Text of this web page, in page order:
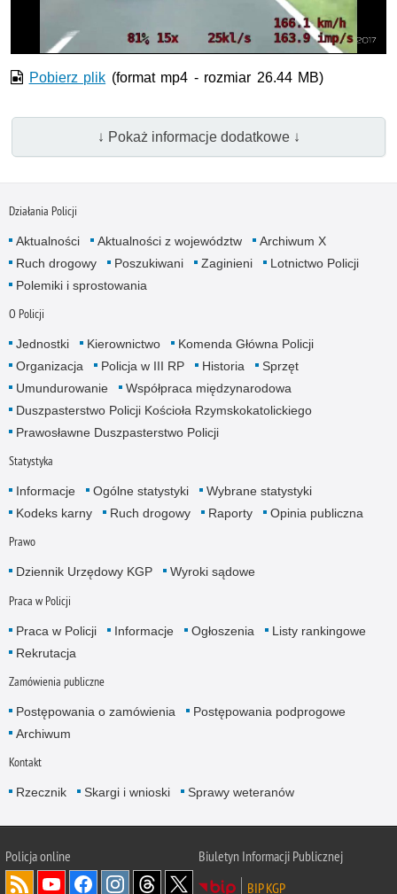
Pobierz plik (format mp4 - rozmiar 26.44 MB)
↓ Pokaż informacje dodatkowe ↓
Działania Policji
Aktualności Aktualności z województw
Archiwum X
Ruch drogowy
Poszukiwani Zaginieni
Lotnictwo Policji
Polemiki i sprostowania
O Policji
Jednostki Kierownictwo
Komenda Główna Policji
Organizacja
Policja w III RP Historia
Sprzęt
Umundurowanie
Współpraca międzynarodowa
Duszpasterstwo Policji Kościoła Rzymskokatolickiego
Prawosławne Duszpasterstwo Policji
Statystyka
Informacje Ogólne statystyki
Wybrane statystyki
Kodeks karny
Ruch drogowy Raporty Opinia publiczna
Prawo
Dziennik Urzędowy KGP Wyroki sądowe
Praca w Policji
Praca w Policji Informacje Ogłoszenia
Listy rankingowe
Rekrutacja
Zamówienia publiczne
Postępowania o zamówienia
Postępowania podprogowe
Archiwum
Kontakt
Rzecznik Skargi i wnioski Sprawy weteranów
Policjaonline
Biuletyn Informacji Publicznej
BIP KGP